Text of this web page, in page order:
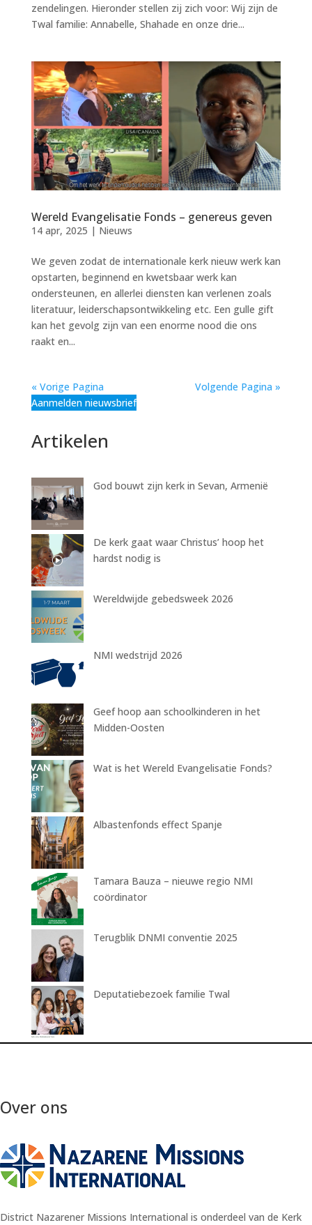
zendelingen. Hieronder stellen zij zich voor: Wij zijn de
Twal familie: Annabelle, Shahade en onze drie...
Wereld Evangelisatie Fonds – genereus geven
14 apr, 2025 | Nieuws
We geven zodat de internationale kerk nieuw werk kan
opstarten, beginnend en kwetsbaar werk kan
ondersteunen, en allerlei diensten kan verlenen zoals
literatuur, leiderschapsontwikkeling etc. Een gulle gift
kan het gevolg zijn van een enorme nood die ons
raakt en...
« Vorige Pagina
Volgende Pagina »
Aanmelden nieuwsbrief
Artikelen
God bouwt zijn kerk in Sevan, Armenië
De kerk gaat waar Christus’ hoop het
hardst nodig is
Wereldwijde gebedsweek 2026
NMI wedstrijd 2026
Geef hoop aan schoolkinderen in het
Midden-Oosten
Wat is het Wereld Evangelisatie Fonds?
Albastenfonds effect Spanje
Tamara Bauza – nieuwe regio NMI
coördinator
Terugblik DNMI conventie 2025
Deputatiebezoek familie Twal
Over ons
District Nazarener Missions International is onderdeel van de Kerk